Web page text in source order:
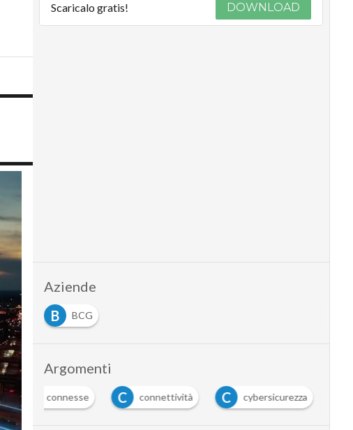
Scaricalo gratis! DOWNLOAD
Aziende
B
BCG
Argomenti
A
auto connesse C connettività C cybersicurezza